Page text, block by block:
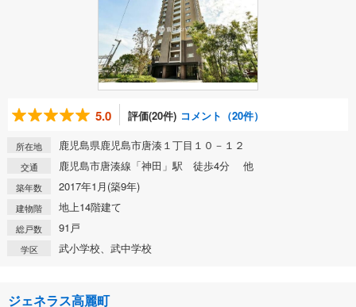
5.0 評価(20件) コメント（20件）
所在地 鹿児島県鹿児島市唐湊１丁目１０－１２
交通 鹿児島市唐湊線「神田」駅 徒歩4分 他
築年数 2017年1月(築9年)
建物階 地上14階建て
総戸数 91戸
学区 武小学校、武中学校
ジェネラス高麗町